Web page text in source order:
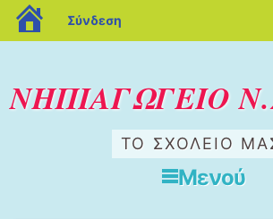
ΝΗΠΙΑΓΩΓΕΙΟ
ΤΟ ΣΧΟΛΕΊΟ
Μενού
blogs.sch.gr
Σύνδεση